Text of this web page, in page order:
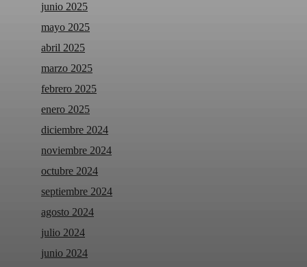
junio 2025
mayo 2025
abril 2025
marzo 2025
febrero 2025
enero 2025
diciembre 2024
noviembre 2024
octubre 2024
septiembre 2024
agosto 2024
julio 2024
junio 2024